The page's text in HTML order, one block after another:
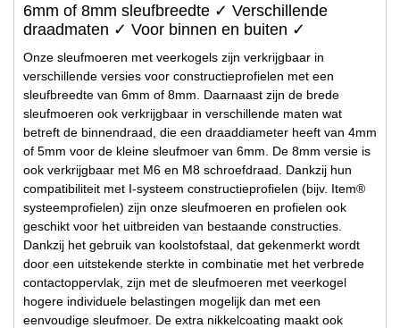
6mm of 8mm sleufbreedte ✓ Verschillende
draadmaten ✓ Voor binnen en buiten ✓
Onze sleufmoeren met veerkogels zijn verkrijgbaar in
verschillende versies voor constructieprofielen met een
sleufbreedte van 6mm of 8mm. Daarnaast zijn de brede
sleufmoeren ook verkrijgbaar in verschillende maten wat
betreft de binnendraad, die een draaddiameter heeft van 4mm
of 5mm voor de kleine sleufmoer van 6mm. De 8mm versie is
ook verkrijgbaar met M6 en M8 schroefdraad. Dankzij hun
compatibiliteit met I-systeem constructieprofielen (bijv. Item®
systeemprofielen) zijn onze sleufmoeren en profielen ook
geschikt voor het uitbreiden van bestaande constructies.
Dankzij het gebruik van koolstofstaal, dat gekenmerkt wordt
door een uitstekende sterkte in combinatie met het verbrede
contactoppervlak, zijn met de sleufmoeren met veerkogel
hogere individuele belastingen mogelijk dan met een
eenvoudige sleufmoer. De extra nikkelcoating maakt ook